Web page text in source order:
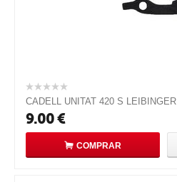
CADELL UNITAT 420 S LEIBINGER
9.00€
COMPRAR